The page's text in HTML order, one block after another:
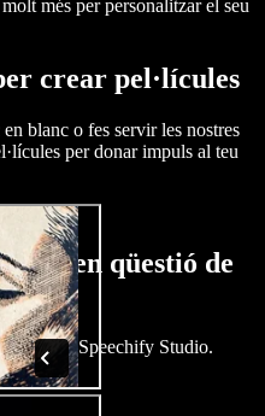
més per personalitzar el seu
crear pel·lícules
blanc o fes servir les nostres
per donar impuls al teu
en qüestió de
amb Speechify Studio.